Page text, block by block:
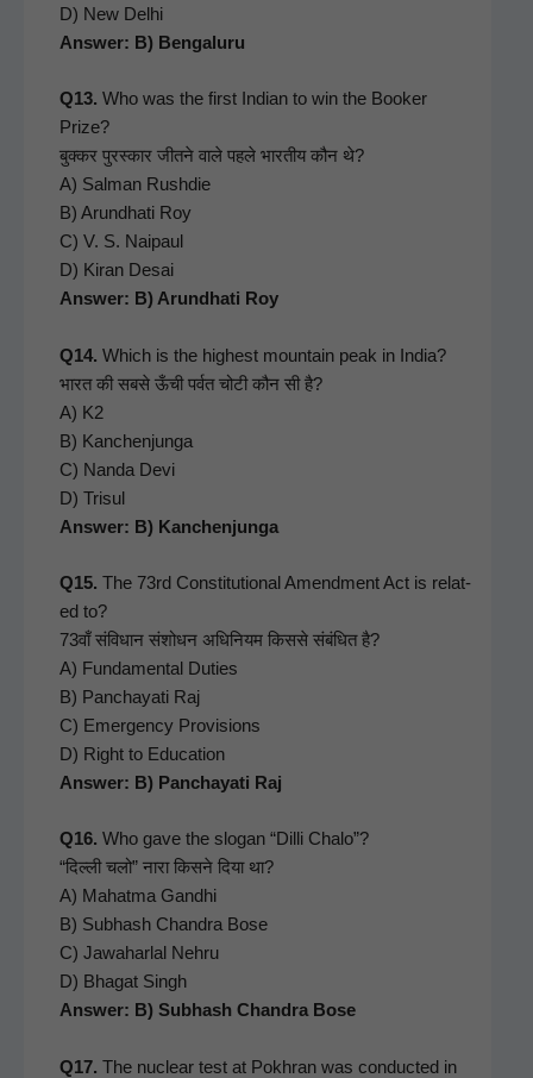
D) New Del­hi
Answer: B) Bengaluru
Q13. Who was the first Indi­an to win the Book­er
Prize?
बुक्कर पुरस्कार जीतने वाले पहले भारतीय कौन थे?
A) Salman Rushdie
B) Arund­hati Roy
C) V. S. Naipaul
D) Kiran Desai
Answer: B) Arund­hati Roy
Q14. Which is the high­est moun­tain peak in India?
भारत की सबसे ऊँची पर्वत चोटी कौन सी है?
A) K2
B) Kanchen­jun­ga
C) Nan­da Devi
D) Trisul
Answer: B) Kanchenjunga
Q15. The 73rd Con­sti­tu­tion­al Amend­ment Act is relat­
ed to?
73वाँ संविधान संशोधन अधिनियम किससे संबंधित है?
A) Fun­da­men­tal Duties
B) Pan­chay­ati Raj
C) Emer­gency Pro­vi­sions
D) Right to Edu­ca­tion
Answer: B) Pan­chay­ati Raj
Q16. Who gave the slo­gan “Dil­li Cha­lo”?
“दिल्ली चलो” नारा किसने दिया था?
A) Mahat­ma Gand­hi
B) Sub­hash Chan­dra Bose
C) Jawa­har­lal Nehru
D) Bha­gat Singh
Answer: B) Sub­hash Chan­dra Bose
Q17. The nuclear test at Pokhran was con­duct­ed in